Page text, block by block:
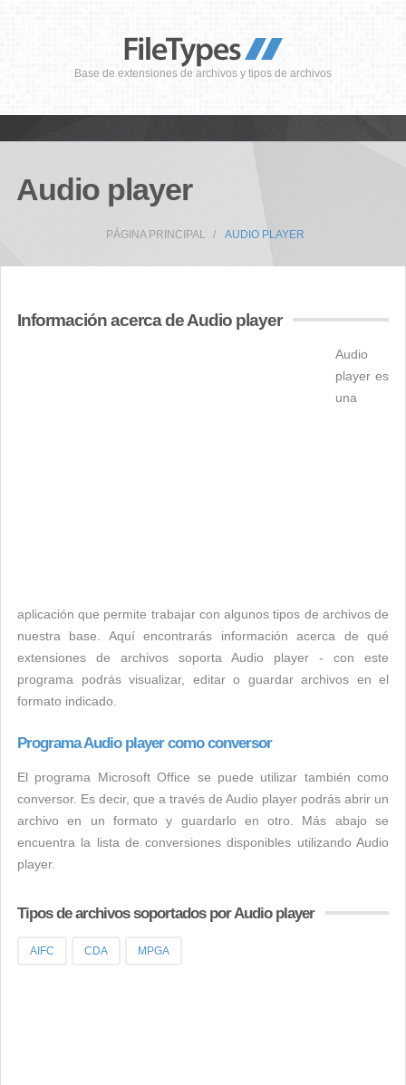
Base de extensiones de archivos y tipos de archivos
Audio player
PÁGINA PRINCIPAL AUDIO PLAYER
Información acerca de Audio player
Audio
player es
una
aplicación que permite trabajar con algunos tipos de archivos de
nuestra base. Aquí encontrarás información acerca de qué
extensiones de archivos soporta Audio player - con este
programa podrás visualizar, editar o guardar archivos en el
formato indicado.
Programa Audio player como conversor
El programa Microsoft Office se puede utilizar también como
conversor. Es decir, que a través de Audio player podrás abrir un
archivo en un formato y guardarlo en otro. Más abajo se
encuentra la lista de conversiones disponibles utilizando Audio
player.
Tipos de archivos soportados por Audio player
AIFC CDA MPGA